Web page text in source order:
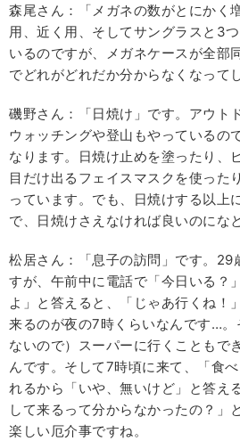
森尾さん：「メガネの数がとにかく
用、近く用、そしてサングラスと3
いるのですが、メガネケースが全部
でどれがどれだか分からなくなって
磯野さん：「日焼け」です。アウト
ウォッチングや登山もやっているの
なります。日焼け止めを塗ったり、
目だけ出るフェイスマスクを使った
っています。でも、日焼けする以上
で、日焼けさえなければ良いのにな
松居さん：「息子の訪問」です。29
すが、午前中に電話で「今日いる？
よ」と答えると、「じゃあ行くね！
来るのが夜の7時くらいなんです…
ないので）スーパーに行くこともで
んです。そして7時頃に来て、「食
れるから「いや、無いけど」と答え
して来るって分からなかったの？」
楽しい厄介事ですね。